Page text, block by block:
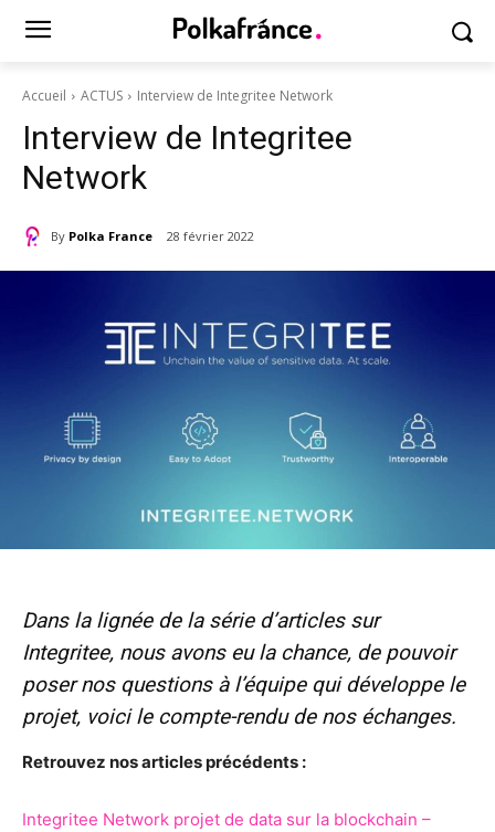
Accueil ACTUS Interview de Integritee Network
Interview de Integritee
Network
By Polka France 28 février 2022
Dans la lignée de la série d’articles sur
Integritee, nous avons eu la chance, de pouvoir
poser nos questions à l’équipe qui développe le
projet, voici le compte-rendu de nos échanges.
Retrouvez nos articles précédents :
Integritee Network projet de data sur la blockchain –